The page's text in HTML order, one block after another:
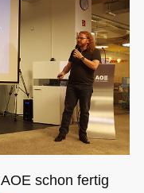
AOEschon fertig